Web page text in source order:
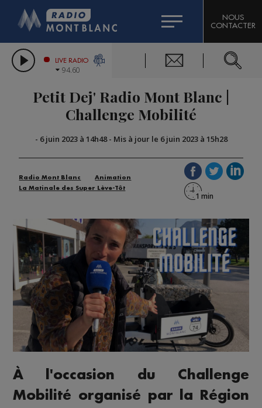
LES CHRONIQUES DE L'EXPERT
CITIZEN MACHINERY
GRAND MASSIF DOMAINES SKIABLES
BIGARD
COMPAGNIE DU MONT-BLANC
NOUS
CONTACTER
LIVE RADIO
94.60
Petit Dej' Radio Mont Blanc |
Challenge Mobilité
- 6 juin 2023 à 14h48- Mis à jour le 6 juin 2023 à 15h28
Radio Mont Blanc
Animation
La Matinale des Super Lève-Tôt
À l'occasion du Challenge
Mobilité organisé par la Région